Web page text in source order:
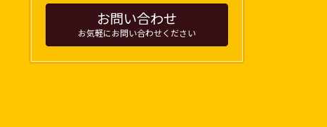
お問い合わせ
お気軽にお問い合わせください